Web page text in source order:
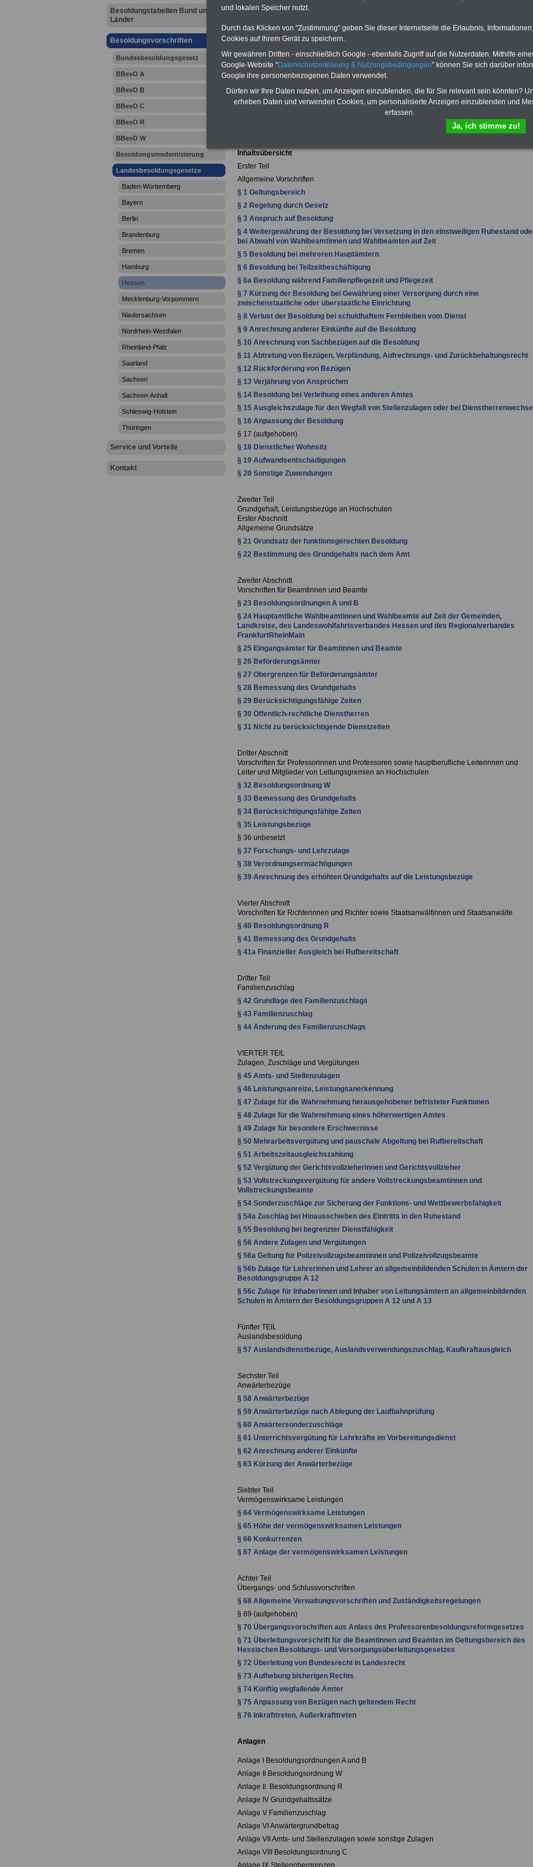
Besoldungstabellen Bund und
Länder
Besoldungsvorschriften
Bundesbesoldungsgesetz
BBesO A
BBesO B
BBesO C
BBesO R
BBesO W
Besoldungsmodernisierung
Landesbesoldungsgesetze
Baden-Württemberg
Bayern
Berlin
Brandenburg
Bremen
Hamburg
Hessen
Mecklenburg-Vorpommern
Niedersachsen
Nordrhein-Westfalen
Rheinland-Pfalz
Saarland
Sachsen
Sachsen-Anhalt
Schleswig-Holstein
Thüringen
Service und Vorteile
Kontakt
von 12 Monaten bleiben Sie in den
finden im Portal OnlineService rund
herunterladen, lesen und
ausdrucken.Mehr Infos
Hessisches Besoldungsgesetz (HBesG)
vom 27. Mai 2013, zuletzt geändert durch Artikel 5 des Gesetzes vom 29. Juni 2023 (GVBl.
Inhaltsübersicht
Erster Teil
Allgemeine Vorschriften
§ 1 Geltungsbereich
§ 2 Regelung durch Gesetz
§ 3 Anspruch auf Besoldung
§ 4 Weitergewährung der Besoldung bei Versetzung in den einstweiligen Ruhestand
bei Abwahl von Wahlbeamtinnen und Wahlbeamten auf Zeit
§ 5 Besoldung bei mehreren Hauptämtern
§ 6 Besoldung bei Teilzeitbeschäftigung
§ 6a Besoldung während Familienpflegezeit und Pflegezeit
§ 7 Kürzung der Besoldung bei Gewährung einer Versorgung durch eine
zwischenstaatliche oder überstaatliche Einrichtung
§ 8 Verlust der Besoldung bei schuldhaftem Fernbleiben vom Dienst
§ 9 Anrechnung anderer Einkünfte auf die Besoldung
§ 10 Anrechnung von Sachbezügen auf die Besoldung
§ 11 Abtretung von Bezügen, Verpfändung, Aufrechnungs- und Zurückbehaltungsrecht
§ 12 Rückforderung von Bezügen
§ 13 Verjährung von Ansprüchen
§ 14 Besoldung bei Verleihung eines anderen Amtes
§ 15 Ausgleichszulage für den Wegfall von Stellenzulagen oder bei
§ 16 Anpassung der Besoldung
§ 17 (aufgehoben)
§ 18 Dienstlicher Wohnsitz
§ 19 Aufwandsentschädigungen
§ 20 Sonstige Zuwendungen
Zweiter Teil
Grundgehalt, Leistungsbezüge an Hochschulen
Erster Abschnitt
Allgemeine Grundsätze
§ 21 Grundsatz der funktionsgerechten Besoldung
§ 22 Bestimmung des Grundgehalts nach dem Amt
Zweiter Abschnitt
Vorschriften für Beamtinnen und Beamte
§ 23 Besoldungsordnungen A und B
§ 24 Hauptamtliche Wahlbeamtinnen und Wahlbeamte auf Zeit der Gemeinden,
Landkreise, des Landeswohlfahrtsverbandes Hessen und des Regionalverbandes
FrankfurtRheinMain
§ 25 Eingangsämter für Beamtinnen und Beamte
§ 26 Beförderungsämter
§ 27 Obergrenzen für Beförderungsämter
§ 28 Bemessung des Grundgehalts
§ 29 Berücksichtigungsfähige Zeiten
§ 30 Öffentlich-rechtliche Dienstherren
§ 31 Nicht zu berücksichtigende Dienstzeiten
Dritter Abschnitt
Vorschriften für Professorinnen und Professoren sowie hauptberufliche Leiterinnen und
Leiter und Mitglieder von Leitungsgremien an Hochschulen
§ 32 Besoldungsordnung W
§ 33 Bemessung des Grundgehalts
§ 34 Berücksichtigungsfähige Zeiten
§ 35 Leistungsbezüge
§ 36 unbesetzt
§ 37 Forschungs- und Lehrzulage
§ 38 Verordnungsermächtigungen
§ 39 Anrechnung des erhöhten Grundgehalts auf die Leistungsbezüge
Vierter Abschnitt
Vorschriften für Richterinnen und Richter sowie Staatsanwältinnen und Staatsanwälte
§ 40 Besoldungsordnung R
§ 41 Bemessung des Grundgehalts
§ 41a Finanzieller Ausgleich bei Rufbereitschaft
Dritter Teil
Familienzuschlag
§ 42 Grundlage des Familienzuschlags
§ 43 Familienzuschlag
§ 44 Änderung des Familienzuschlags
VIERTER TEIL
Zulagen, Zuschläge und Vergütungen
§ 45 Amts- und Stellenzulagen
§ 46 Leistungsanreize, Leistungsanerkennung
§ 47 Zulage für die Wahrnehmung herausgehobener befristeter Funktionen
§ 48 Zulage für die Wahrnehmung eines höherwertigen Amtes
§ 49 Zulage für besondere Erschwernisse
§ 50 Mehrarbeitsvergütung und pauschale Abgeltung bei Rufbereitschaft
§ 51 Arbeitszeitausgleichszahlung
§ 52 Vergütung der Gerichtsvollzieherinnen und Gerichtsvollzieher
§ 53 Vollstreckungsvergütung für andere Vollstreckungsbeamtinnen und
Vollstreckungsbeamte
§ 54 Sonderzuschläge zur Sicherung der Funktions- und Wettbewerbsfähigkeit
§ 54a Zuschlag bei Hinausschieben des Eintritts in den Ruhestand
§ 55 Besoldung bei begrenzter Dienstfähigkeit
§ 56 Andere Zulagen und Vergütungen
§ 56a Geltung für Polizeivollzugsbeamtinnen und Polizeivollzugsbeamte
§ 56b Zulage für Lehrerinnen und Lehrer an allgemeinbildenden Schulen in Ämtern der
Besoldungsgruppe A 12
§ 56c Zulage für Inhaberinnen und Inhaber von Leitungsämtern an allgemeinbildenden
Schulen in Ämtern der Besoldungsgruppen A 12 und A 13
Fünfter TEIL
Auslandsbesoldung
§ 57 Auslandsdienstbezüge, Auslandsverwendungszuschlag, Kaufkraftausgleich
Sechster Teil
Anwärterbezüge
§ 58 Anwärterbezüge
§ 59 Anwärterbezüge nach Ablegung der Laufbahnprüfung
§ 60 Anwärtersonderzuschläge
§ 61 Unterrichtsvergütung für Lehrkräfte im Vorbereitungsdienst
§ 62 Anrechnung anderer Einkünfte
§ 63 Kürzung der Anwärterbezüge
Siebter Teil
Vermögenswirksame Leistungen
§ 64 Vermögenswirksame Leistungen
§ 65 Höhe der vermögenswirksamen Leistungen
§ 66 Konkurrenzen
§ 67 Anlage der vermögenswirksamen Leistungen
Achter Teil
Übergangs- und Schlussvorschriften
§ 68 Allgemeine Verwaltungsvorschriften und Zuständigkeitsregelungen
§ 69 (aufgehoben)
§ 70 Übergangsvorschriften aus Anlass des Professorenbesoldungsreformgesetzes
§ 71 Überleitungsvorschrift für die Beamtinnen und Beamten im Geltungsbereich des
Hessischen Besoldungs- und Versorgungsüberleitungsgesetzes
§ 72 Überleitung von Bundesrecht in Landesrecht
§ 73 Aufhebung bisherigen Rechts
§ 74 Künftig wegfallende Ämter
§ 75 Anpassung von Bezügen nach geltendem Recht
§ 76 Inkrafttreten, Außerkrafttreten
Anlagen
Anlage I Besoldungsordnungen A und B
Anlage II Besoldungsordnung W
Anlage II Besoldungsordnung R
Anlage IV Grundgehaltssätze
Anlage V Familienzuschlag
Anlage VI Anwärtergrundbetrag
Anlage VII Amts- und Stellenzulagen sowie sonstige Zulagen
Anlage VIII Besoldungsordnung C
und lokalen Speicher nutzt.
Durch das Klicken von "Zustimmung" geben Sie dieser Internetseite die Erlaubnis,
Cookies auf Ihrem Gerät zu speichern.
Wir gewähren Dritten - einschließlich Google - ebenfalls Zugriff auf die Nutzerdaten. Mithilfe
Google-Website "Datenschutzerklärung & Nutzungsbedingungen" können Sie sich darüber
Google ihre personenbezogenen Daten verwendet.
Dürfen wir Ihre Daten nutzen, um Anzeigen einzublenden, die für Sie relevant sein könnten?
erheben Daten und verwenden Cookies, um personalisierte Anzeigen einzublenden und
erfassen.
Ja, ich stimme zu!